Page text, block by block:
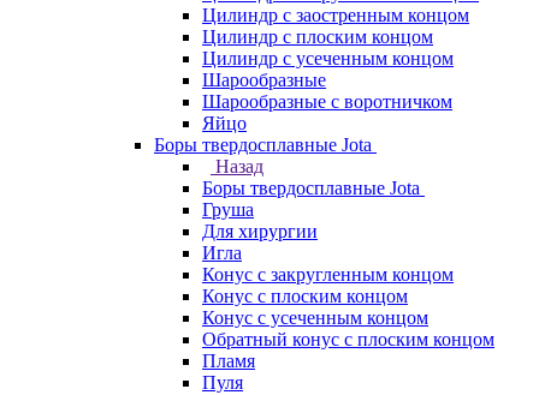
Цилиндр с заостренным концом
Цилиндр с плоским концом
Цилиндр с усеченным концом
Шарообразные
Шарообразные с воротничком
Яйцо
Боры твердосплавные Jota
Назад
Боры твердосплавные Jota
Груша
Для хирургии
Игла
Конус с закругленным концом
Конус с плоским концом
Конус с усеченным концом
Обратный конус с плоским концом
Пламя
Пуля